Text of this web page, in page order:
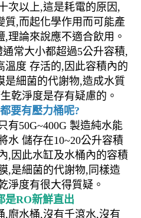
次以上,這是耗電的原因,
質,而起化學作用而可能產
理論來說應不適合飲用。
常大小都超過5公升容積,
溫度 存活的,因此容積內的
是細菌的代謝物,造成水質
乾淨度是存有疑慮的。
要有壓力桶呢?
有50G~400G 製造純水能
水 儲存在10~20公升容積
,因此水缸及水桶內的容積
,是細菌的代謝物,同樣造
淨度有很大得質疑。
是RO新鮮直出
,廚水桶,沒有千滾水,沒有